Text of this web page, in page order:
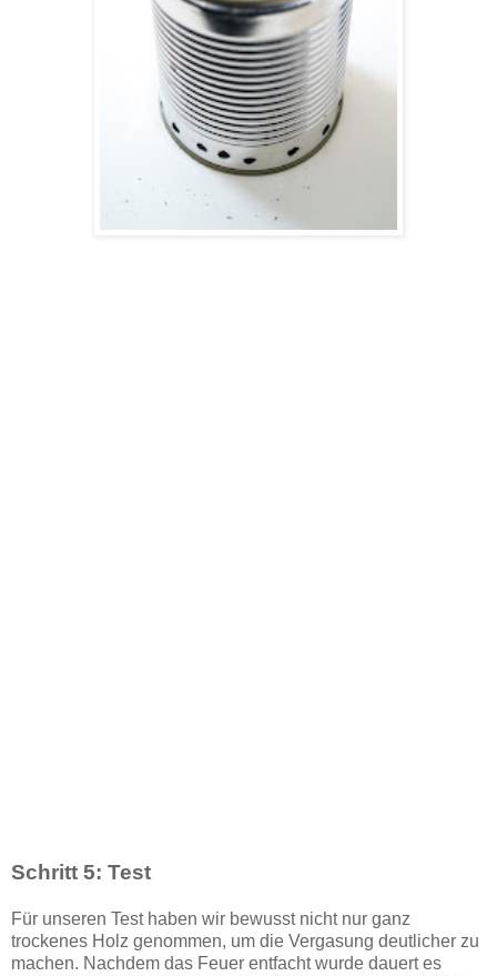
Schritt 5: Test
Für unseren Test haben wir bewusst nicht nur ganz
trockenes Holz genommen, um die Vergasung deutlicher zu
machen. Nachdem das Feuer entfacht wurde dauert es